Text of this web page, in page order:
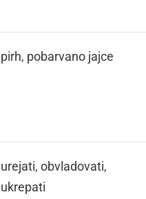
pirh, pobarvano jajce
urejati, obvladovati,
ukrepati